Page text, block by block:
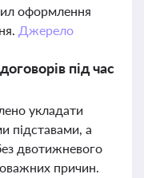
оформлення
Джерело
під час
укладати
підставами, а
двотижневого
причин.